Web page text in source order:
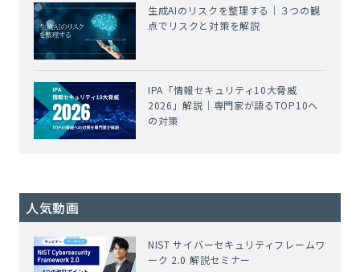
生成AIのリスクを整理する｜３つの観
点でリスクと対策を解説
IPA「情報セキュリティ10大脅威
2026」解説｜専門家が語るTOP10へ
の対策
人気動画
NIST サイバーセキュリティフレームワ
ーク 2.0 解説セミナー